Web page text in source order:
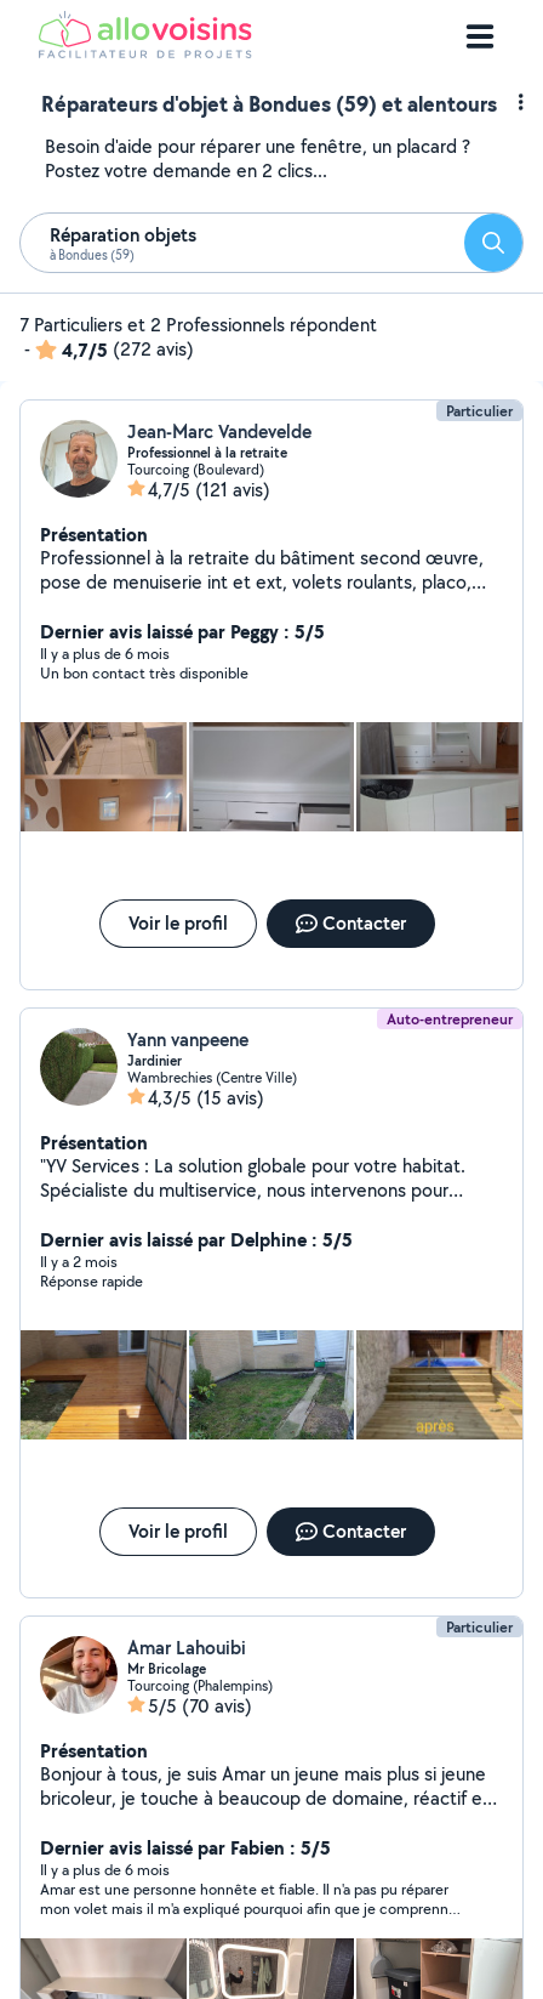
Réparateurs d'objet à Bondues (59) et alentours
Besoin d'aide pour réparer une fenêtre, un placard ?
Postez votre demande en 2 clics...
Réparation objets
à Bondues (59)
7 Particuliers et 2 Professionnels répondent
-
4,7/5 (272 avis)
Particulier
Jean-Marc Vandevelde
Professionnel à la retraite
Tourcoing (Boulevard)
4,7/5 (121 avis)
Présentation
Professionnel à la retraite du bâtiment second œuvre,
pose de menuiserie int et ext, volets roulants, placo,
fabrication sur mesure de rangement, et divers
bricolages de la maison.
Dernier avis laissé par Peggy : 5/5
Il y a plus de 6 mois
Un bon contact très disponible
Voir le profil Contacter
Auto-entrepreneur
Yann vanpeene
Jardinier
Wambrechies (Centre Ville)
4,3/5 (15 avis)
Présentation
"YV Services : La solution globale pour votre habitat.
Spécialiste du multiservice, nous intervenons pour
peinture et le petit bricolage. Notre engagement : une
intervention rapide et un résultat impeccable pour vous
simplifier la vie au quotidien."
Dernier avis laissé par Delphine : 5/5
Il y a 2 mois
Réponse rapide
Voir le profil Contacter
Particulier
Amar Lahouibi
Mr Bricolage
Tourcoing (Phalempins)
5/5 (70 avis)
Présentation
Bonjour à tous, je suis Amar un jeune mais plus si jeune
bricoleur, je touche à beaucoup de domaine, réactif et
Dernier avis laissé par Fabien : 5/5
Il y a plus de 6 mois
Amar est une personne honnête et fiable. Il n'a pas pu réparer
mon volet mais il m'a expliqué pourquoi afin que je comprenne.